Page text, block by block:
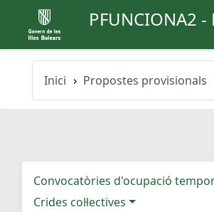
PFUNCIONA2 -
Inici Propostes provisionals
Convocatòries d'ocupació
Crides col·lectives